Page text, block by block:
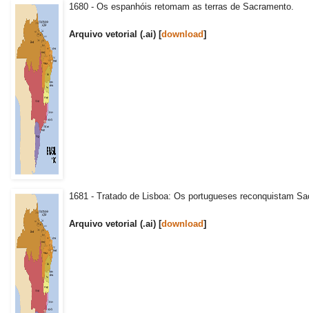
1680 - Os espanhóis retomam as terras de Sacramento.
Arquivo vetorial (.ai) [download]
1681 - Tratado de Lisboa: Os portugueses reconquistam
Arquivo vetorial (.ai) [download]